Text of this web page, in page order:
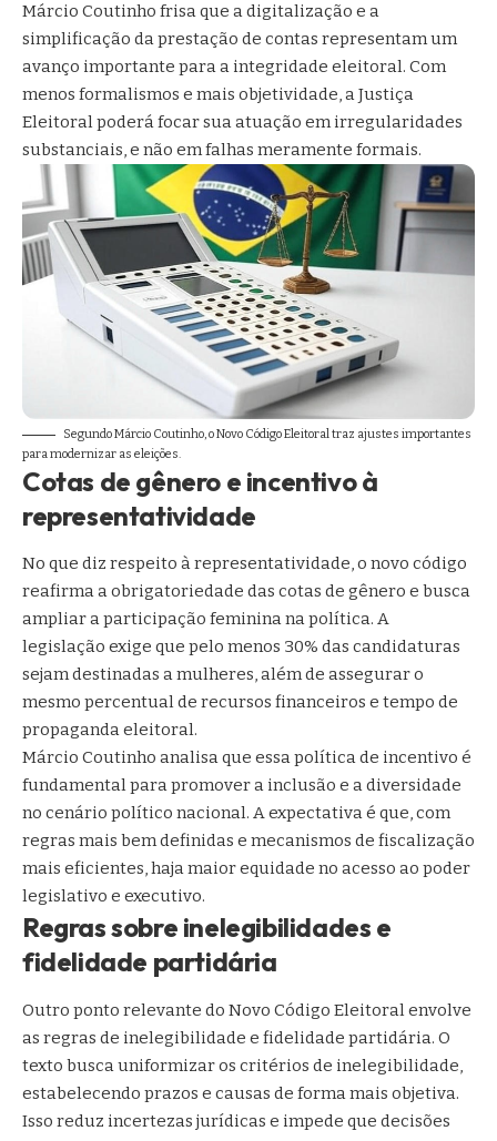
Márcio Coutinho frisa que a digitalização e a
simplificação da prestação de contas representam um
avanço importante para a integridade eleitoral. Com
menos formalismos e mais objetividade, a Justiça
Eleitoral poderá focar sua atuação em irregularidades
substanciais, e não em falhas meramente formais.
Segundo Márcio Coutinho, o Novo Código Eleitoral traz ajustes importantes
para modernizar as eleições.
Cotas de gênero e incentivo à
representatividade
No que diz respeito à representatividade, o novo código
reafirma a obrigatoriedade das cotas de gênero e busca
ampliar a participação feminina na política. A
legislação exige que pelo menos 30% das candidaturas
sejam destinadas a mulheres, além de assegurar o
mesmo percentual de recursos financeiros e tempo de
propaganda eleitoral.
Márcio Coutinho analisa que essa política de incentivo é
fundamental para promover a inclusão e a diversidade
no cenário político nacional. A expectativa é que, com
regras mais bem definidas e mecanismos de fiscalização
mais eficientes, haja maior equidade no acesso ao poder
legislativo e executivo.
Regras sobre inelegibilidades e
fidelidade partidária
Outro ponto relevante do Novo Código Eleitoral envolve
as regras de inelegibilidade e fidelidade partidária. O
texto busca uniformizar os critérios de inelegibilidade,
estabelecendo prazos e causas de forma mais objetiva.
Isso reduz incertezas jurídicas e impede que decisões